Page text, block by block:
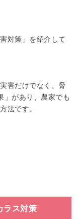
対策」を紹介して
害だけでなく、脅
」があり、農家でも
法です。
ラス対策